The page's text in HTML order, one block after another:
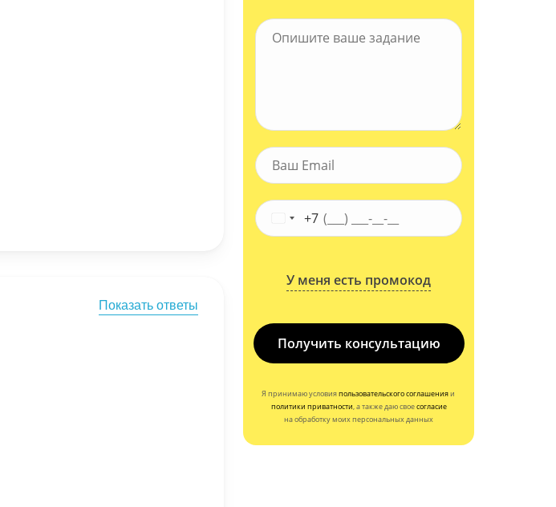
Показать ответы
+7
У меня есть промокод
Получить консультацию
Я принимаю условияпользовательского соглашенияи
политики приватности, а также даю своесогласие
на обработку моих персональных данных